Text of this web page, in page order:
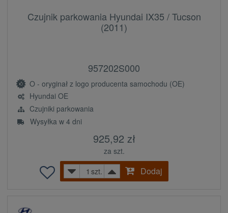
Czujnik parkowania Hyundai IX35 / Tucson
(2011)
957202S000
O - oryginał z logo producenta samochodu (OE)
Hyundai OE
Czujniki parkowania
Wysyłka w 4 dni
925,92 zł
za szt.
szt.
Dodaj